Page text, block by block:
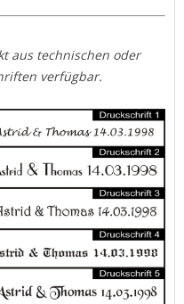
aus technischen oder
verfügbar.